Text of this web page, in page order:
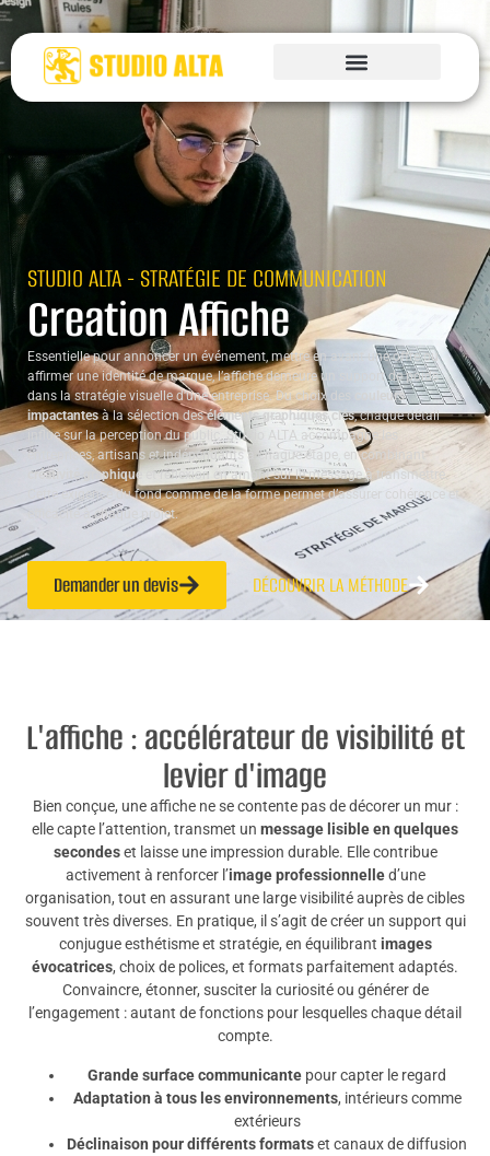
STUDIO ALTA - STRATÉGIE DE COMMUNICATION
Creation Affiche
Essentielle pour annoncer un événement, mettre en avant une offre ou
affirmer une identité de marque, l’affiche demeure un support de poids
dans la stratégie visuelle d’une entreprise. Du choix des
couleurs
impactantesà la sélection deséléments graphiques clés, chaque détail
influe sur la perception du public. Studio ALTA accompagne les
entreprises, artisans et indépendants à chaque étape, en combinant
créativité graphique
et réflexion en amont sur le message à transmettre.
Cette exigence du fond comme de la forme permet d’assurer cohérence et
efficacité à chaque projet.
Demander un devis DÉCOUVRIR LA MÉTHODE
L'affiche : accélérateur de visibilité et
levier d'image
Bien conçue, une affiche ne se contente pas de décorer un mur :
elle capte l’attention, transmet un message lisible en quelques
secondeset laisse une impression durable. Elle contribue
activement à renforcer l’image professionnelled’une
organisation, tout en assurant une large visibilité auprès de cibles
souvent très diverses. En pratique, il s’agit de créer un support qui
conjugue esthétisme et stratégie, en équilibrant images
évocatrices, choix de polices, et formats parfaitement adaptés.
Convaincre, étonner, susciter la curiosité ou générer de
l’engagement : autant de fonctions pour lesquelles chaque détail
compte.
Grande surface communicante pour capter le regard
Adaptation à tous les environnements, intérieurs comme
extérieurs
Déclinaison pour différents formatset canaux de diffusion